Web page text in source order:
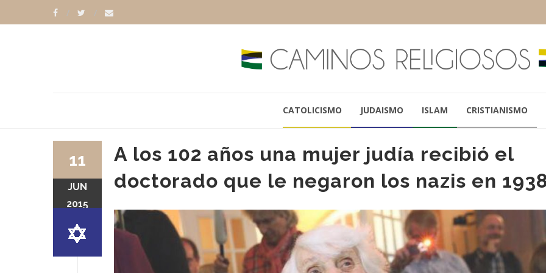
CATOLICISMO JUDAISMO ISLAM CRISTIANISMO
A los 102 años una mujer judía recibió el
doctorado que le negaron los nazis en
11
JUN
2015